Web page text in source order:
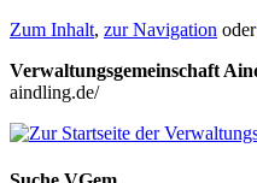
Zum Inhalt, zur Navigation oder
Verwaltungsgemeinschaft
aindling.de/